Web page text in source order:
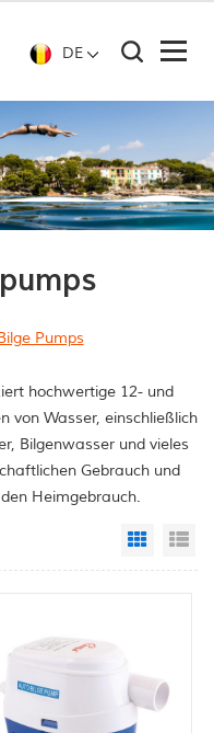
DE
Pumps
hochwertige 12- und
von Wasser, einschließlich
Bilgenwasser und vieles
Gebrauch und
Heimgebrauch.
Grid